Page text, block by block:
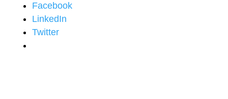
Facebook
LinkedIn
Twitter